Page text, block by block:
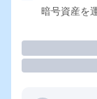
暗号資産を